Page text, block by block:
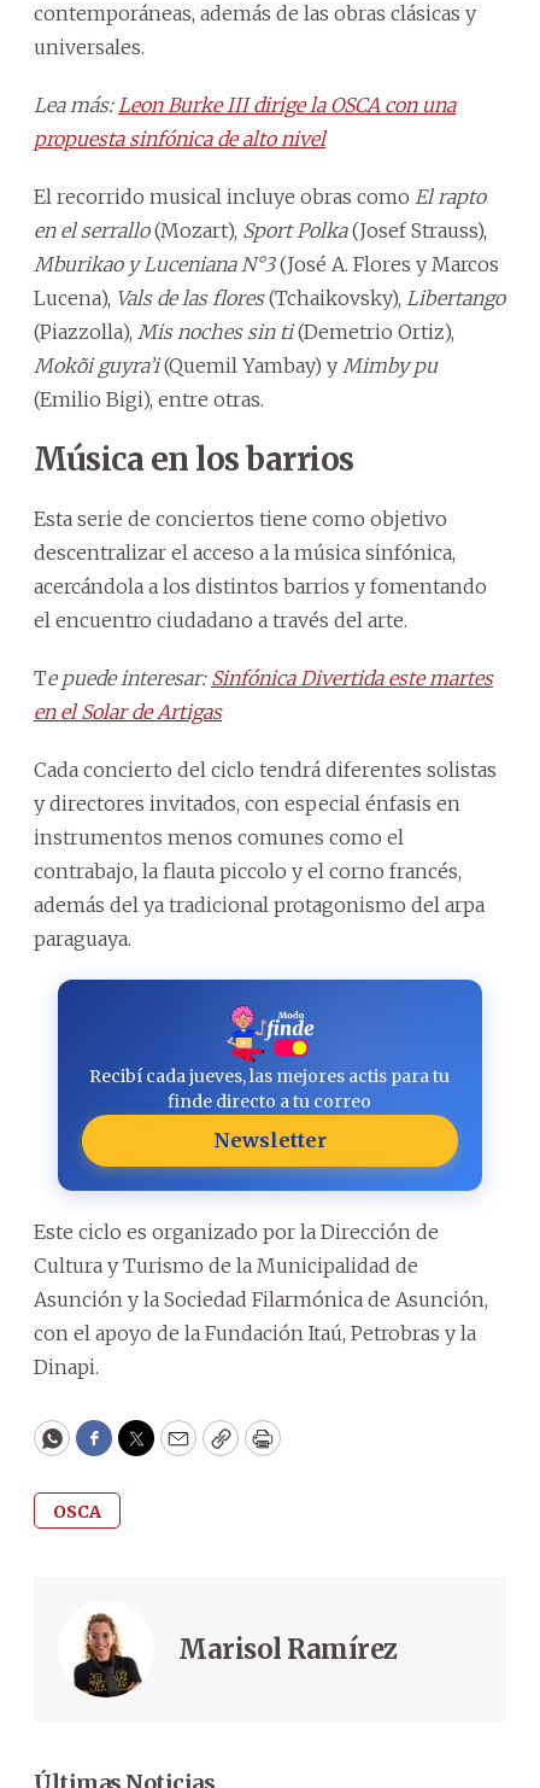
contemporáneas, además de las obras clásicas y
universales.
Lea más:Leon Burke III dirige la OSCA con una
propuesta sinfónica de alto nivel
El recorrido musical incluye obras como El rapto
en el serrallo(Mozart), Sport Polka(Josef Strauss),
Mburikao y Luceniana N°3(José A. Flores y Marcos
Lucena), Vals de las flores(Tchaikovsky), Libertango
(Piazzolla), Mis noches sin ti(Demetrio Ortiz),
Mokõi guyra’i(Quemil Yambay) y Mimby pu
(Emilio Bigi), entre otras.
Música en los barrios
Esta serie de conciertos tiene como objetivo
descentralizar el acceso a la música sinfónica,
acercándola a los distintos barrios y fomentando
el encuentro ciudadano a través del arte.
Te puede interesar: Sinfónica Divertida este martes
en el Solar de Artigas
Cada concierto del ciclo tendrá diferentes solistas
y directores invitados, con especial énfasis en
instrumentos menos comunes como el
contrabajo, la flauta piccolo y el corno francés,
además del ya tradicional protagonismo del arpa
paraguaya.
Recibí cada jueves, las mejores actis para tu
finde directo a tu correo
Newsletter
Este ciclo es organizado por la Dirección de
Cultura y Turismo de la Municipalidad de
Asunción y la Sociedad Filarmónica de Asunción,
con el apoyo de la Fundación Itaú, Petrobras y la
Dinapi.
WhatsApp
Facebook
Twitter
EmailCopyPrint
OSCA
Marisol Ramírez